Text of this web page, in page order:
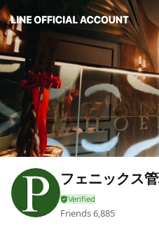
フェニックス
Friends6,885